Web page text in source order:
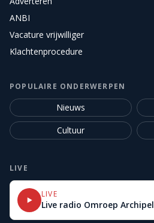
ANBI
Vacature vrijwilliger
Klachtenprocedure
POPULAIRE ONDERWERPEN
Nieuws
Cultuur
LIVE
LIVE
Live radio Omroep Archipel